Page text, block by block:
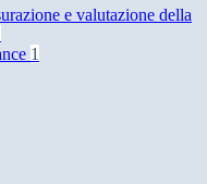
e valutazione della
1